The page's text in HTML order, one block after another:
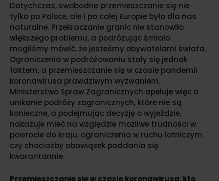
Dotychczas, swobodne przemieszczanie się nie
tylko po Polsce, ale i po całej Europie było dla nas
naturalne. Przekraczanie granic nie stanowiło
większego problemu, a podróżując śmiało
mogliśmy mówić, że jesteśmy obywatelami świata.
Ograniczenia w podróżowaniu stały się jednak
faktem, a przemieszczanie się w czasie pandemii
koronawirusa prawdziwym wyzwaniem.
Ministerstwo Spraw Zagranicznych apeluje więc o
unikanie podróży zagranicznych, które nie są
konieczne, a podejmując decyzję o wyjeździe,
nakazuje mieć na względzie możliwe trudności w
powrocie do kraju, ograniczenia w ruchu lotniczym
czy chociażby obowiązek poddania się
kwarantannie.